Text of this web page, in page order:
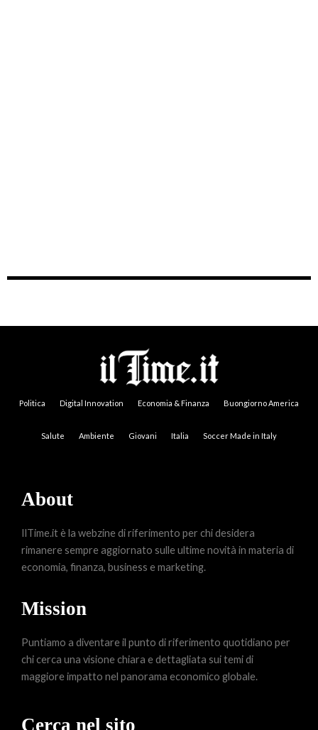
Politica Digital Innovation Economia & Finanza Buongiorno America
Salute Ambiente Giovani Italia Soccer Made in Italy
About
IlTime.it è la webzine di riferimento per chi desidera
rimanere sempre aggiornato sulle ultime novità in materia di
economia, finanza, business e marketing.
Mission
Puntiamo a diventare il punto di riferimento quotidiano per
chi cerca una visione chiara e dettagliata sui temi di
maggiore impatto nel panorama economico globale.
Cerca nel sito